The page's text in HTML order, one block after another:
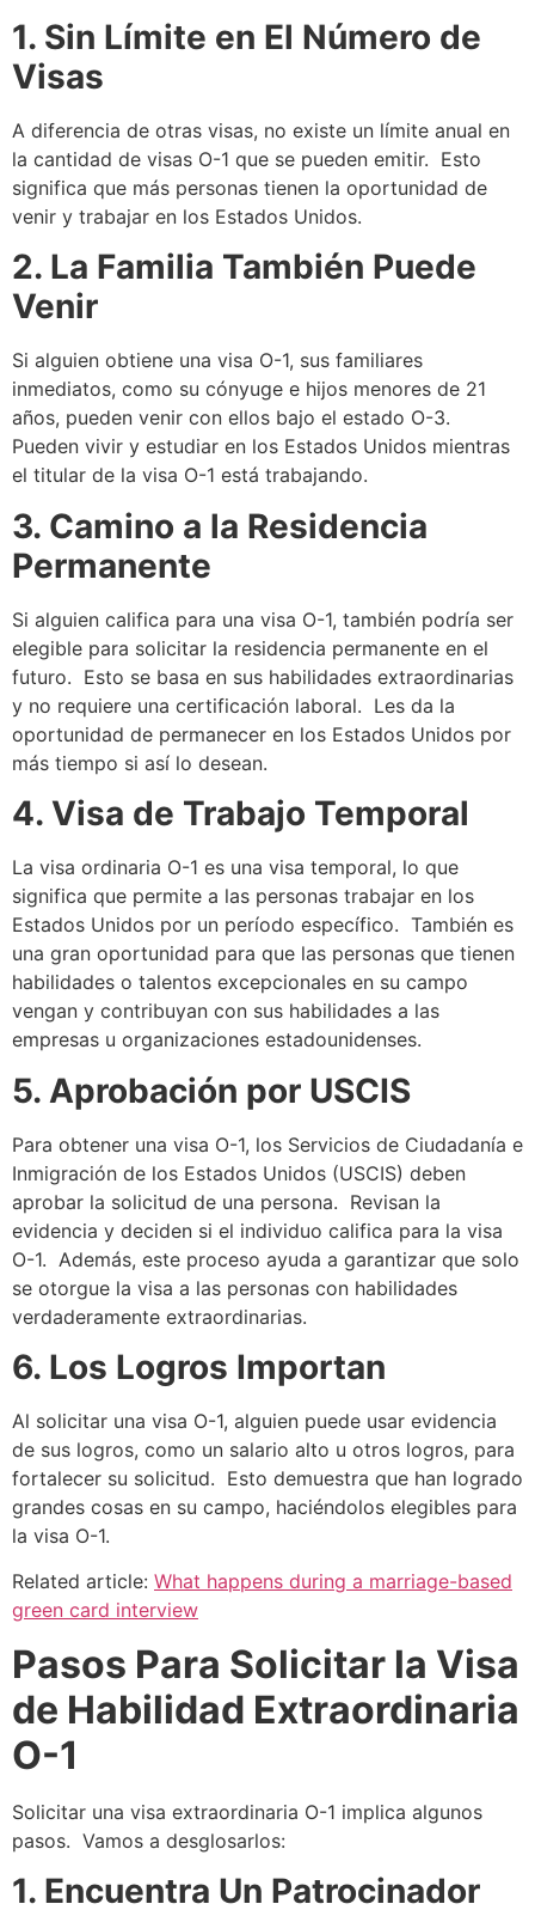
1. Sin Límite en El Número de
Visas
A diferencia de otras visas, no existe un límite anual en
la cantidad de visas O-1 que se pueden emitir. Esto
significa que más personas tienen la oportunidad de
venir y trabajar en los Estados Unidos.
2. La Familia También Puede
Venir
Si alguien obtiene una visa O-1, sus familiares
inmediatos, como su cónyuge e hijos menores de 21
años, pueden venir con ellos bajo el estado O-3.
Pueden vivir y estudiar en los Estados Unidos mientras
el titular de la visa O-1 está trabajando.
3. Camino a la Residencia
Permanente
Si alguien califica para una visa O-1, también podría ser
elegible para solicitar la residencia permanente en el
futuro. Esto se basa en sus habilidades extraordinarias
y no requiere una certificación laboral. Les da la
oportunidad de permanecer en los Estados Unidos por
más tiempo si así lo desean.
4. Visa de Trabajo Temporal
La visa ordinaria O-1 es una visa temporal, lo que
significa que permite a las personas trabajar en los
Estados Unidos por un período específico. También es
una gran oportunidad para que las personas que tienen
habilidades o talentos excepcionales en su campo
vengan y contribuyan con sus habilidades a las
empresas u organizaciones estadounidenses.
5. Aprobación por USCIS
Para obtener una visa O-1, los Servicios de Ciudadanía e
Inmigración de los Estados Unidos (USCIS) deben
aprobar la solicitud de una persona. Revisan la
evidencia y deciden si el individuo califica para la visa
O-1. Además, este proceso ayuda a garantizar que solo
se otorgue la visa a las personas con habilidades
verdaderamente extraordinarias.
6. Los Logros Importan
Al solicitar una visa O-1, alguien puede usar evidencia
de sus logros, como un salario alto u otros logros, para
fortalecer su solicitud. Esto demuestra que han logrado
grandes cosas en su campo, haciéndolos elegibles para
la visa O-1.
Related article: What happens during a marriage-based
green card interview
Pasos Para Solicitar la Visa
de Habilidad Extraordinaria
O-1
Solicitar una visa extraordinaria O-1 implica algunos
pasos. Vamos a desglosarlos:
1. Encuentra Un Patrocinador